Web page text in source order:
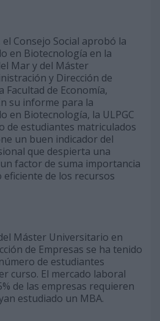
Consejo Social aprobó la
en Biotecnología en la
Mar y del Máster
y Dirección de
Facultad de Economía,
su informe para la
en Biotecnología, la ULPGC
de estudiantes matriculados
un buen indicador del
que despierta una
factor de suma importancia
de los recursos
Máster Universitario en
de Empresas se ha tenido
de estudiantes
curso. El mercado laboral
de las empresas requieren
estudiado un MBA.